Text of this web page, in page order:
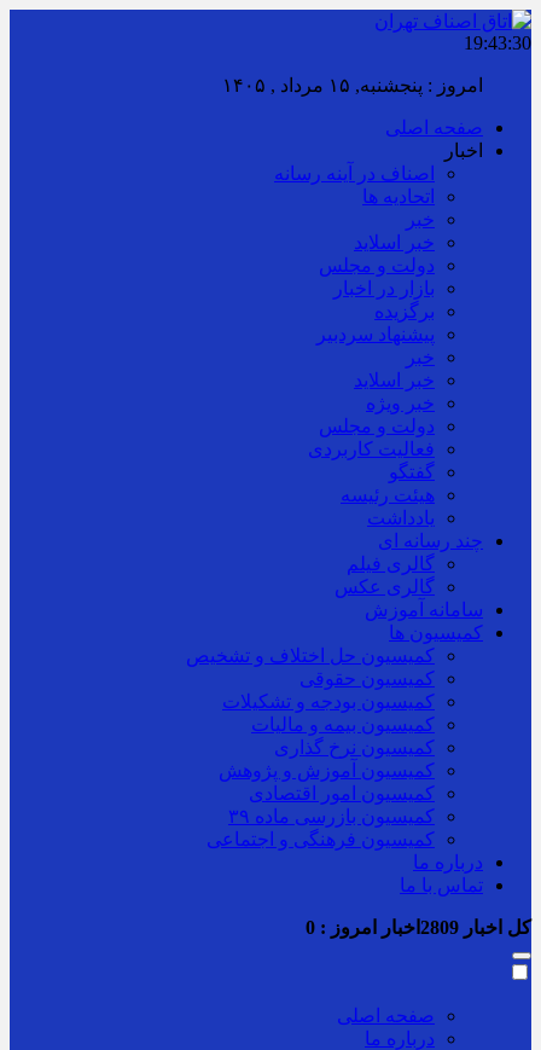
19:43:31
امروز : پنجشنبه, ۱۵ مرداد , ۱۴۰۵
صفحه اصلی
اخبار
اصناف در آینه رسانه
اتحادیه ها
خبر
خبر اسلايد
دولت و مجلس
بازار در اخبار
برگزیده
پیشنهاد سردبیر
خبر
خبر اسلايد
خبر ویژه
دولت و مجلس
فعالیت کاربردی
گفتگو
هیئت رئیسه
یادداشت
چند رسانه ای
گالری فیلم
گالری عکس
سامانه آموزش
کمیسیون ها
کمیسیون حل اختلاف و تشخیص
کمیسیون حقوقی
کمیسیون بودجه و تشکیلات
کمیسیون بیمه و مالیات
کمیسیون نرخ گذاری
کمیسیون آموزش و پژوهش
کمیسیون امور اقتصادی
کمیسیون بازرسی ماده ۳۹
کمیسیون فرهنگی و اجتماعی
درباره ما
تماس با ما
کل اخبار اخبار امروز : 0
صفحه اصلی
درباره ما